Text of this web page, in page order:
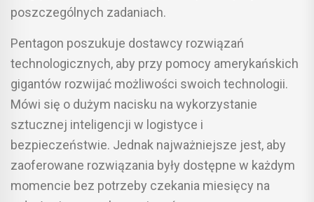
poszczególnych zadaniach.
Pentagon poszukuje dostawcy rozwiązań
technologicznych, aby przy pomocy amerykańskich
gigantów rozwijać możliwości swoich technologii.
Mówi się o dużym nacisku na wykorzystanie
sztucznej inteligencji w logistyce i
bezpieczeństwie. Jednak najważniejsze jest, aby
zaoferowane rozwiązania były dostępne w każdym
momencie bez potrzeby czekania miesięcy na